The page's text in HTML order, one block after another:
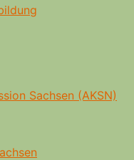
Sachsen (AKSN)